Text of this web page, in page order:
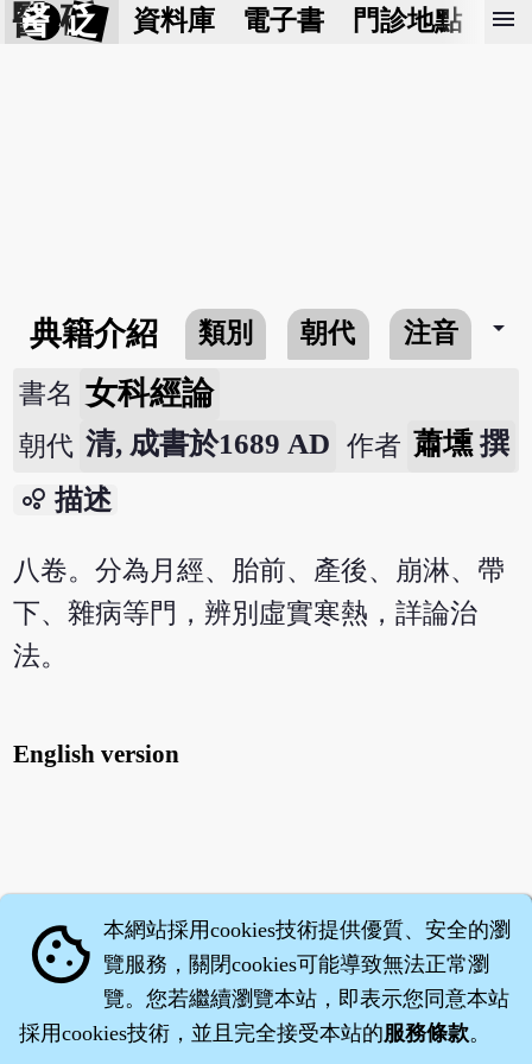
醫 砭 資料庫 電子書 門診地點 預
menu
典籍介紹 類別 朝代 注音 arrow_drop_down
書名 女科經論
朝代 清, 成書於1689 AD 作者 蕭壎撰
bubble_chart 描述
八卷。分為月經、胎前、產後、崩淋、帶
下、雜病等門，辨別虛實寒熱，詳論治
法。
English version
cookie 本網站採用cookies技術提供優質、安全的瀏
覽服務，關閉cookies可能導致無法正常瀏
覽。您若繼續瀏覽本站，即表示您同意本站
採用cookies技術，並且完全接受本站的服務條款。